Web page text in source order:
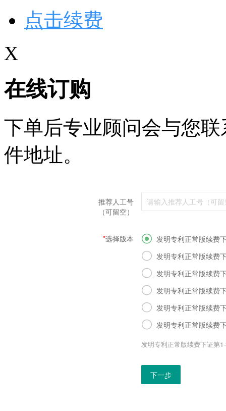
点击续费
X
在线订购
下单后专业顾问会与您
件地址。